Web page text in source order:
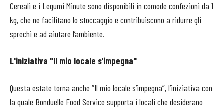
Cereali e i Legumi Minute sono disponibili in comode confezioni da 1
kg, che ne facilitano lo stoccaggio e contribuiscono a ridurre gli
sprechi e ad aiutare l’ambiente.
L'iniziativa "Il mio locale s’impegna"
Questa estate torna anche “Il mio locale s’impegna”, l’iniziativa con
la quale Bonduelle Food Service supporta i locali che desiderano